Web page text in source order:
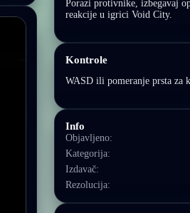
Porazi protivnike, izbegavaj
reakcije u igrici Void City.
Kontrole
WASD ili pomeranje prsta za
Info
Objavljeno:
Kategorija:
Izdavač:
Rezolucija: